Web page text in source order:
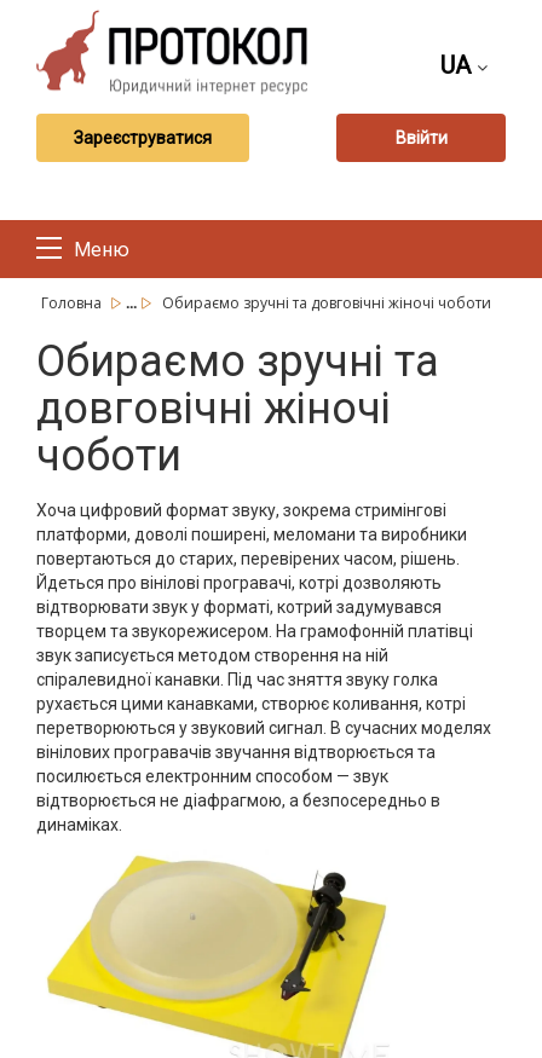
UA
Зареєструватися Ввійти
Меню
Головна ... Обираємо зручні та довговічні жіночі чоботи
Обираємо зручні та
довговічні жіночі
чоботи
Хоча цифровий формат звуку, зокрема стримінгові
платформи, доволі поширені, меломани та виробники
повертаються до старих, перевірених часом, рішень.
Йдеться про вінілові програвачі, котрі дозволяють
відтворювати звук у форматі, котрий задумувався
творцем та звукорежисером. На грамофонній платівці
звук записується методом створення на ній
спіралевидної канавки. Під час зняття звуку голка
рухається цими канавками, створює коливання, котрі
перетворюються у звуковий сигнал. В сучасних моделях
вінілових програвачів звучання відтворюється та
посилюється електронним способом — звук
відтворюється не діафрагмою, а безпосередньо в
динаміках.